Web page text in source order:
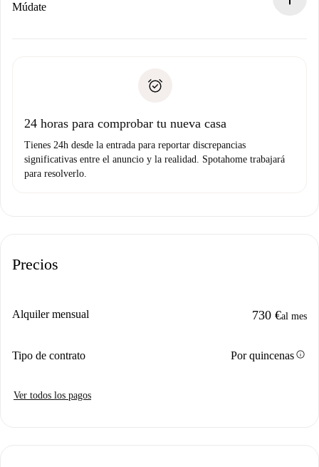
Si es rechazada: No te haremos ningún cargo y te
Prueba de solvencia
Múdate
no nos comunicas ningún problema.
24 horas para comprobar tu nueva casa
Tienes 24h desde la entrada para reportar discrepancias
significativas entre el anuncio y la realidad. Spotahome trabajará
para resolverlo.
Precios
Alquiler mensual 730 €al mes
Tipo de contrato Por quincenasinfo
Ver todos los pagos